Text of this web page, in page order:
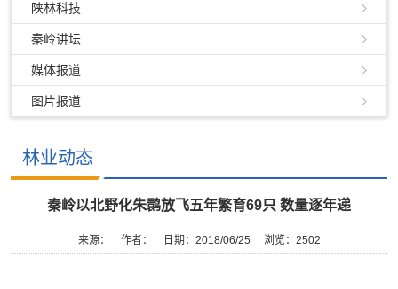
陕林科技
秦岭讲坛
媒体报道
图片报道
林业动态
秦岭以北野化朱鹮放飞五年繁育69只 数量逐年递
来源： 作者： 日期：2018/06/25 浏览： 2502